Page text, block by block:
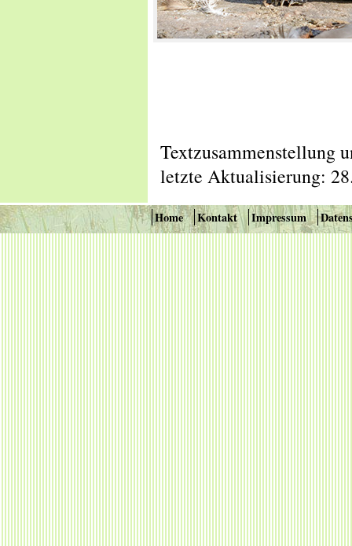
Textzusammenstellung
letzte Aktualisierung:
Home Kontakt Impressum